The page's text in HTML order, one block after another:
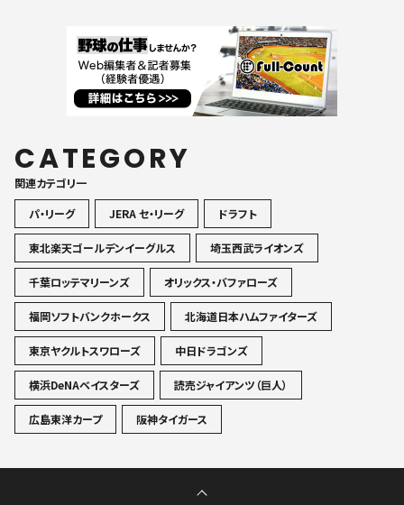
CATEGORY
関連カテゴリ一
パ・リーグ
JERA セ・リーグ ドラフト
東北楽天ゴールデンイーグルス 埼玉西武ライオンズ
千葉ロッテマリーンズ オリックス・バファローズ
福岡ソフトバンクホークス 北海道日本ハムファイターズ
東京ヤクルトスワローズ 中日ドラゴンズ
横浜DeNAベイスターズ 読売ジャイアンツ（巨人）
広島東洋カープ 阪神タイガース